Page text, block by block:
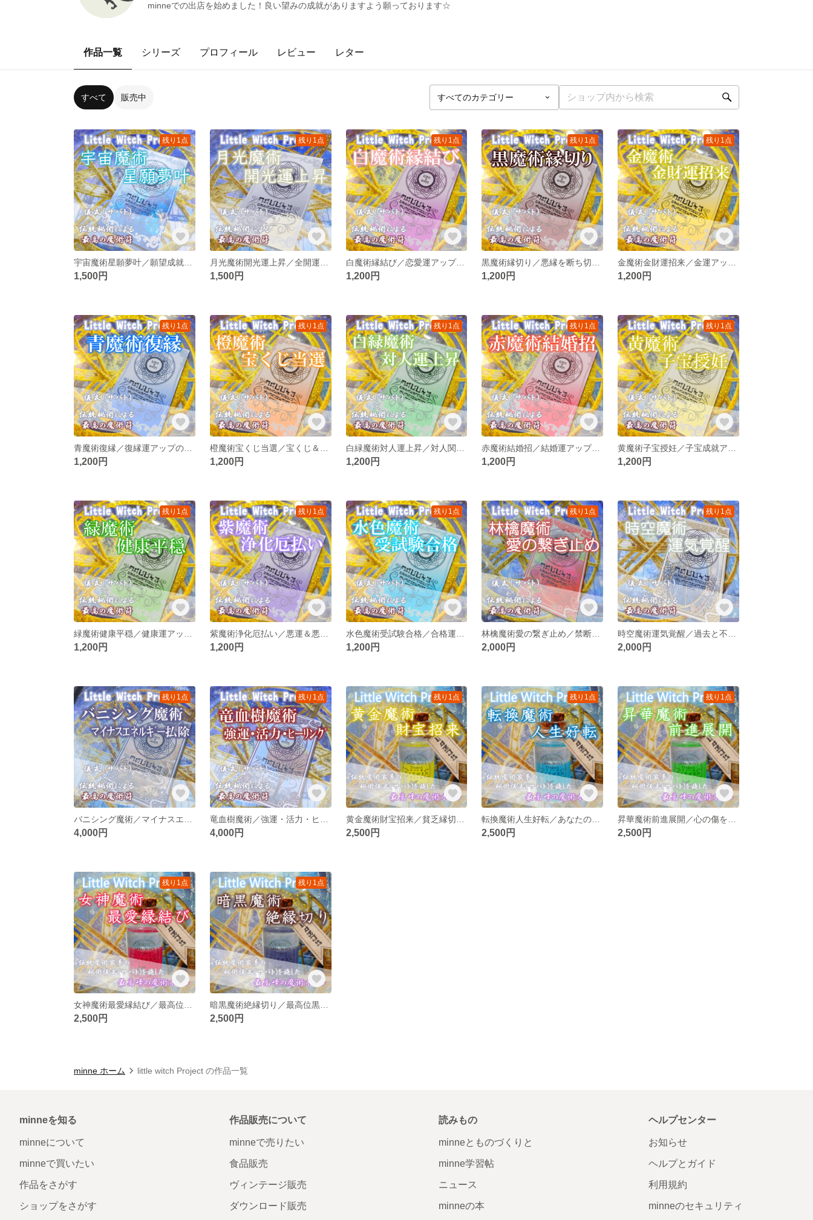
minneでの出店を始めました！良い望みの成就がありますよう願っております☆
作品一覧 シリーズ プロフィール レビュー レター
すべて 販売中
残り1点
1,500円
残り1点
1,500円
残り1点
白魔術縁結び／恋愛運アップのお守り！片思いから復縁、結婚、不倫まで。どんな状況でも恋愛成就を引き寄せ！
1,200円
残り1点
1,200円
残り1点
1,200円
残り1点
1,200円
残り1点
1,200円
残り1点
1,200円
残り1点
赤魔術結婚招／結婚運アップのお守り！婚活での成功＆出会いや愛する人からの婚約を引き寄せる！
1,200円
残り1点
1,200円
残り1点
1,200円
残り1点
1,200円
残り1点
1,200円
残り1点
2,000円
残り1点
2,000円
残り1点
4,000円
残り1点
4,000円
残り1点
2,500円
残り1点
2,500円
残り1点
2,500円
残り1点
2,500円
残り1点
暗黒魔術絶縁切り／最高位黒魔術で徹底的に縁を断ち切るお守り！人間関係の悩みを跳ね除けるオーラを身に着ける！
2,500円
minne ホーム little witch Project の作品一覧
minneを知る
minneについて
minneで買いたい
作品をさがす
ショップをさがす
作品販売について
minneで売りたい
食品販売
ヴィンテージ販売
ダウンロード販売
読みもの
minneとものづくりと
minne学習帖
ニュース
minneの本
ヘルプセンター
お知らせ
ヘルプとガイド
利用規約
minneのセキュリティ